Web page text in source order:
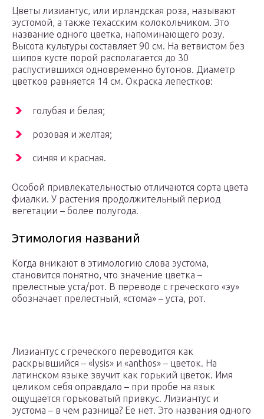
Цветы лизиантус, или ирландская роза, называют
эустомой, а также техасским колокольчиком. Это
название одного цветка, напоминающего розу.
Высота культуры составляет 90 см. На ветвистом без
шипов кусте порой располагается до 30
распустившихся одновременно бутонов. Диаметр
цветков равняется 14 см. Окраска лепестков:
голубая и белая;
розовая и желтая;
синяя и красная.
Особой привлекательностью отличаются сорта цвета
фиалки. У растения продолжительный период
вегетации – более полугода.
Этимология названий
Когда вникают в этимологию слова эустома,
становится понятно, что значение цветка –
прелестные уста/рот. В переводе с греческого «эу»
обозначает прелестный, «стома» – уста, рот.
Лизиантус с греческого переводится как
раскрывшийся – «lysis» и «anthos» – цветок. На
латинском языке звучит как горький цветок. Имя
целиком себя оправдало – при пробе на язык
ощущается горьковатый привкус. Лизиантус и
эустома – в чем разница? Ее нет. Это названия одного